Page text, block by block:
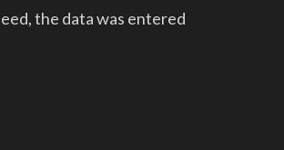
the data was entered